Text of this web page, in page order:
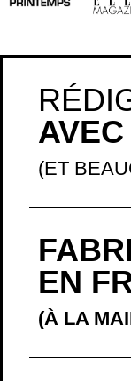
(ET
EN
(À LA